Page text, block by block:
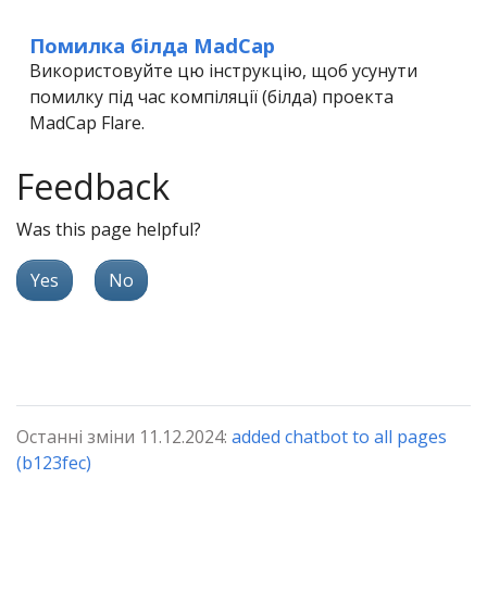
Помилка білда MadCap
Використовуйте цю інструкцію, щоб усунути
помилку під час компіляції (білда) проекта
MadCap Flare.
Feedback
Was this page helpful?
Yes No
Останні зміни 11.12.2024: added chatbot to all pages
(b123fec)